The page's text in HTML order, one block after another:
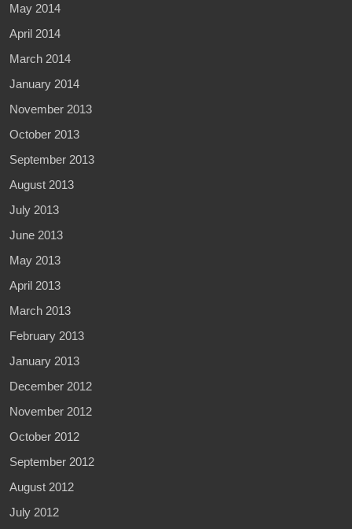
May 2014
April 2014
March 2014
January 2014
November 2013
October 2013
September 2013
August 2013
July 2013
June 2013
May 2013
April 2013
March 2013
February 2013
January 2013
December 2012
November 2012
October 2012
September 2012
August 2012
July 2012